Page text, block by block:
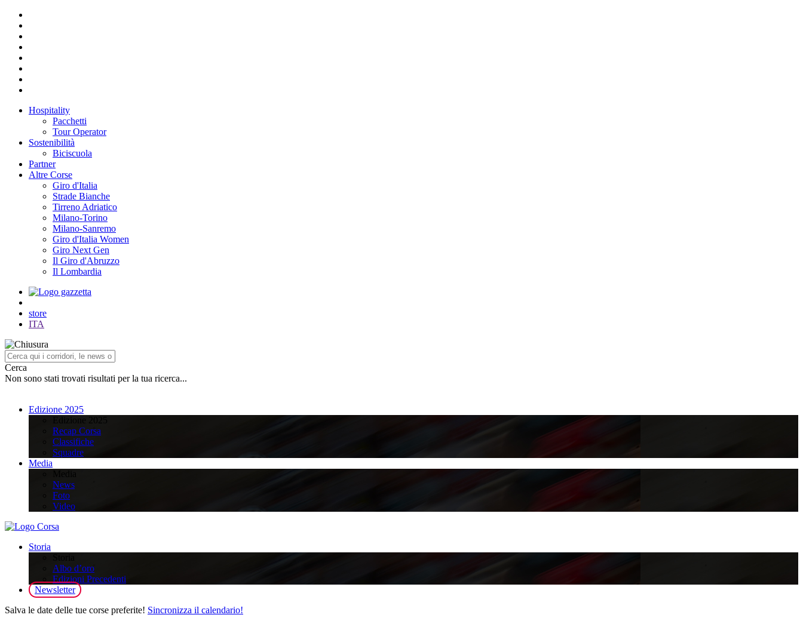
Hospitality
Pacchetti
Tour Operator
Sostenibilità
Biciscuola
Partner
Altre Corse
Giro d'Italia
Strade Bianche
Tirreno Adriatico
Milano-Torino
Milano-Sanremo
Giro d'Italia Women
Giro Next Gen
Il Giro d'Abruzzo
Il Lombardia
store
ITA
Cerca
Non sono stati trovati risultati per la tua ricerca...
Edizione 2025
Recap Corsa
Classifiche
Squadre
Media
News
Foto
Video
Storia
Albo d’oro
Edizioni Precedenti
Newsletter
Salva le date delle tue corse preferite! Sincronizza il calendario!